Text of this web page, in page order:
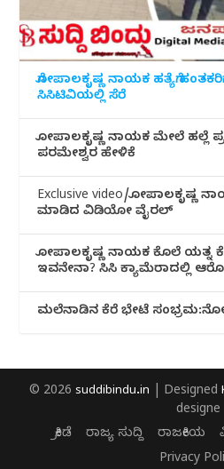
ಗೋಪಾಲಕೃಷ್ಣ ನಾಯಕ ಹತ್ಯೆಗೆ ಹಂತಕರಿಗೆ
ಸಿಸಿಟಿವಿಯಲ್ಲಿ ಸೆರೆ
ಗೋಪಾಲಕೃಷ್ಣ ನಾಯಕ ಮೇಲೆ ಹಲ್ಲೆ
ಪರಮೇಶ್ವರ ಹೇಳಿಕೆ
Exclusive video/ಗೋಪಾಲಕೃಷ್ಣ
ಮಾಡಿದ ವಿಡಿಯೋ ವೈರಲ್
ಗೋಪಾಲಕೃಷ್ಣ ನಾಯಕ ಕೊಲೆ ಯತ್ನ
ಇವನೇನಾ? ಸಿಸಿ ಕ್ಯಾಮೆರಾದಲ್ಲಿ
ಮಲೆನಾಡಿ‌ನ ಕೆರೆ ಭೇಟೆ
© 2026 suddibindu.in | Designed
designe
ಕ್ರೀಡೆ
ರಾಜ್ಯ ಸುದ್ದಿ ರಾಜಕೀಯ
Privacy